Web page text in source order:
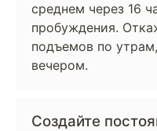
среднем через 16
пробуждения.
подъемов по
вечером.
Создайте